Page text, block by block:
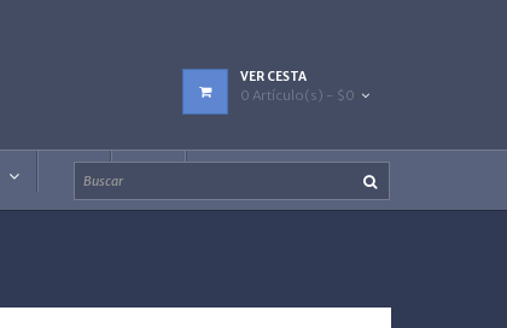
VER CESTA
0 Artículo(s) - $0